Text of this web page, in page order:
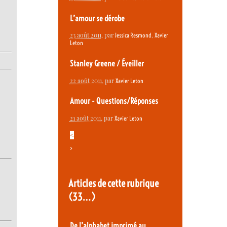
L’amour se dérobe
23 août 2011, par Jessica Resmond, Xavier
Leton
Stanley Greene / Éveiller
22 août 2011, par Xavier Leton
Amour - Questions/Réponses
21 août 2011, par Xavier Leton
<
>
Articles de cette rubrique
(33…)